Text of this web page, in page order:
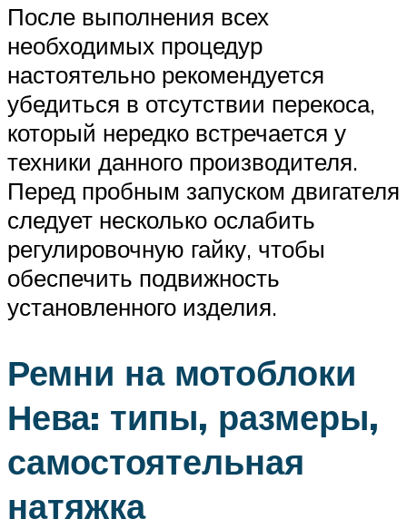
После выполнения всех
необходимых процедур
настоятельно рекомендуется
убедиться в отсутствии перекоса,
который нередко встречается у
техники данного производителя.
Перед пробным запуском двигателя
следует несколько ослабить
регулировочную гайку, чтобы
обеспечить подвижность
установленного изделия.
Ремни на мотоблоки
Нева: типы, размеры,
самостоятельная
натяжка